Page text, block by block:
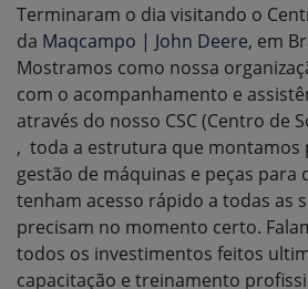
Terminaram o dia visitando o
da Maqcampo | John Deere, em
Mostramos como nossa
com o acompanhamento e
através do nosso CSC (Centro de
, toda a estrutura que montamos
gestão de máquinas e peças para
tenham acesso rápido a todas as
precisam no momento certo.
todos os investimentos feitos
capacitação e treinamento